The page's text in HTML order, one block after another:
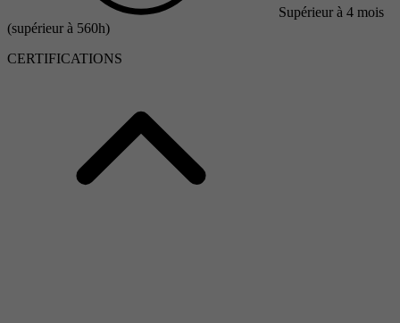
Supérieur à 4 mois
(supérieur à 560h)
CERTIFICATIONS